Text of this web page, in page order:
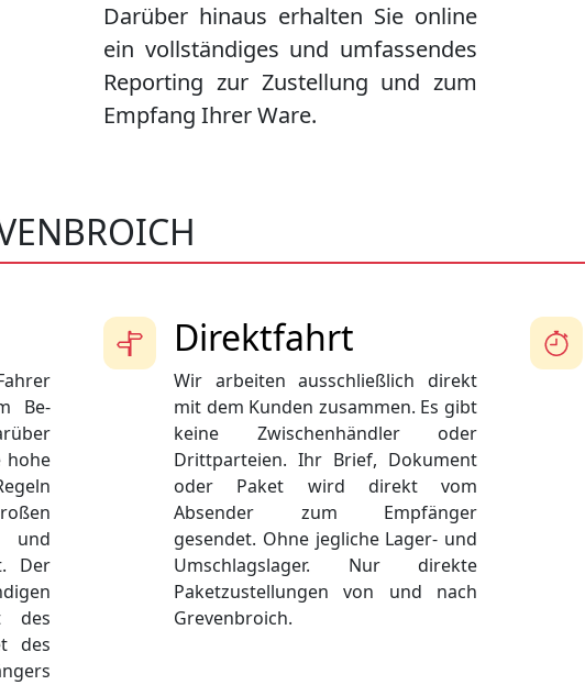
Darüber hinaus erhalten Sie online
ein vollständiges und umfassendes
Reporting zur Zustellung und zum
Empfang Ihrer Ware.
Be-
hohe
und
Der
des
des
Direktfahrt
Wir arbeiten ausschließlich direkt
mit dem Kunden zusammen. Es gibt
keine Zwischenhändler oder
Drittparteien. Ihr Brief, Dokument
oder Paket wird direkt vom
Absender zum Empfänger
gesendet. Ohne jegliche Lager- und
Umschlagslager. Nur direkte
Paketzustellungen von und nach
Grevenbroich.